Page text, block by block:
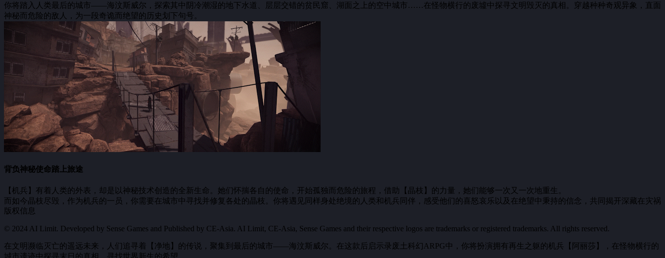
你将踏入人类最后的城市——海汶斯威尔，探索其中阴冷潮湿的地下水道、层层交错的贫民窟、湖面之上的空中城市……在怪物横行的废墟中探寻文明毁灭的真相。穿越种种奇观异象，直面
神秘而危险的敌人，为一段奇诡而绝望的历史划下句号。
背负神秘使命踏上旅途
【机兵】有着人类的外表，却是以神秘技术创造的全新生命。她们怀揣各自的使命，开始孤独而危险的旅程，借助【晶枝】的力量，她们能够一次又一次地重生。
而如今晶枝尽毁，作为机兵的一员，你需要在城市中寻找并修复各处的晶枝。你将遇见同样身处绝境的人类和机兵同伴，感受他们的喜怒哀乐以及在绝望中秉持的信念，共同揭开深藏在灾祸
与异象背后的真相。
直面压倒性的神秘敌人
版权信息
© 2024 AI Limit. Developed by Sense Games and Published by CE-Asia. AI Limit, CE-Asia, Sense Games and their respective logos are trademarks or registered trademarks. All rights reserved.
在文明濒临灭亡的遥远未来，人们追寻着【净地】的传说，聚集到最后的城市——海汶斯威尔。在这款后启示录废土科幻ARPG中，你将扮演拥有再生之躯的机兵【阿丽莎】，在怪物横行的